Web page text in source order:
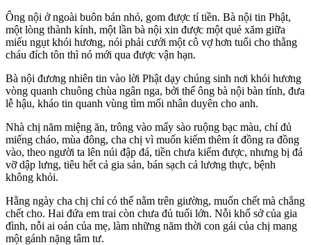
Ông nội ở ngoài buôn bán nhỏ, gom được tí tiền. Bà nội tin Phật,
một lòng thành kính, một lần bà nội xin được một quẻ xăm giữa
miếu ngụt khói hương, nói phải cưới một cô vợ hơn tuổi cho thằng
cháu đích tôn thì nó mới qua được vận hạn.
Bà nội đương nhiên tin vào lời Phật dạy chúng sinh nơi khói hương
vòng quanh chuông chùa ngân nga, bởi thế ông bà nội bàn tính, đưa
lễ hậu, kháo tin quanh vùng tìm mối nhân duyên cho anh.
Nhà chị năm miệng ăn, trông vào mấy sào ruộng bạc màu, chỉ đủ
miếng cháo, mùa đông, cha chị vì muốn kiếm thêm ít đồng ra đồng
vào, theo người ta lên núi đập đá, tiền chưa kiếm được, nhưng bị đá
vỡ dập lưng, tiêu hết cả gia sản, bán sạch cả lương thực, bệnh
không khỏi.
Hằng ngày cha chị chỉ có thể nằm trên giường, muốn chết mà chẳng
chết cho. Hai đứa em trai còn chưa đủ tuổi lớn. Nỗi khổ sở của gia
đình, nỗi ai oán của mẹ, làm những năm thời con gái của chị mang
một gánh nặng tâm tư.